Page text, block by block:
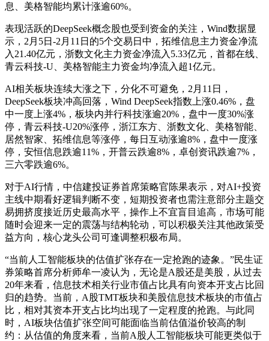
息、美格智能均累计涨逾60%。
表现活跃的DeepSeek概念股也受到资金的关注，Wind数据显
示，2月5日-2月11日的5个交易日中，拓维信息主力资金净流
入21.40亿元，浙数文化主力资金净流入5.33亿元，首都在线、
青云科技-U、美格智能主力资金均净流入超1亿元。
AI相关板块连续大涨之下，分化不可避免，2月11日，
DeepSeek板块冲高回落，Wind DeepSeek指数上涨0.46%，盘
中一度上涨4%，板块内并行科技涨逾20%，盘中一度30%涨
停，青云科技-U20%涨停，浙江东方、浙数文化、美格智能、
居然智家、拓维信息等涨停，每日互动涨逾8%，盘中一度涨
停，安恒信息跌逾11%，开普云跌逾8%，卓创资讯跌逾7%，
三六零跌逾6%。
对于AI行情，中信建投证券首席策略官陈果表示，对AI+投资
主线中期看好逻辑判断不变，短期投资者也需注意部分主题交
易拥挤度接近历史最高水平，操作上不宜盲目追高，市场可能
随时会迎来一定的震荡与结构轮动，可以积极关注其他政策受
益方向，核心龙头公司可逢调整积极布局。
“当前人工智能板块的估值扩张存在一定抢跑的迹象。”民生证
券策略首席分析师牟一凌认为，无论是A股还是美股，从过去
20年来看，信息技术相关行业市值占比具有向资本开支占比回
归的趋势。当前，A股TMT板块和美股信息技术板块的市值占
比，相对其资本开支占比均出现了一定程度的抢跑。与此同
时，AI板块估值扩张空间可能面临当前估值溢价较高的制
约：从估值的角度来看，当前A股人工智能板块可能更类似于